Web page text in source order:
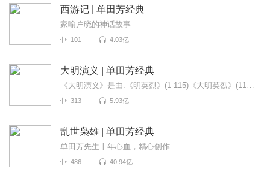
西游记 | 单田芳经典
家喻户晓的神话故事
101 4.03亿
大明演义 | 单田芳经典
《大明演义》是由:《明英烈》(1-115)《大明英烈》(116-226)《燕王扫北》(227-312)这三部书剪接而成的...
313 5.93亿
乱世枭雄 | 单田芳经典
单田芳先生十年心血，精心创作
486 40.94亿